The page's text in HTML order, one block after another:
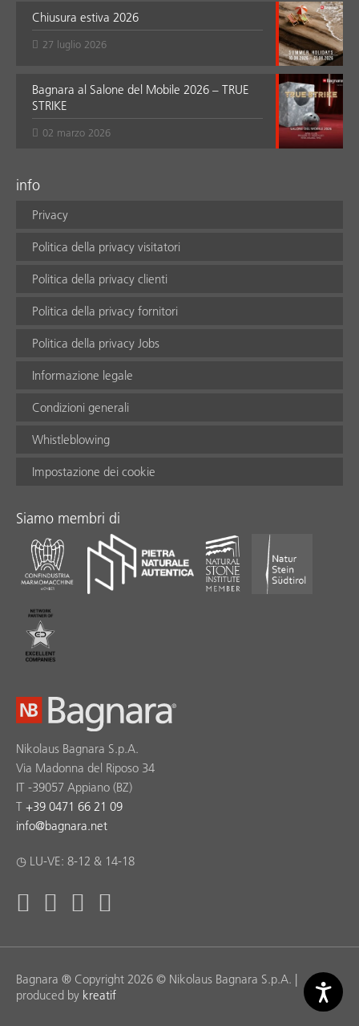
Chiusura estiva 2026
27 luglio 2026
Bagnara al Salone del Mobile 2026 – TRUE
STRIKE
02 marzo 2026
info
Privacy
Politica della privacy visitatori
Politica della privacy clienti
Politica della privacy fornitori
Politica della privacy Jobs
Informazione legale
Condizioni generali
Whistleblowing
Impostazione dei cookie
Siamo membri di
Nikolaus Bagnara S.p.A.
Via Madonna del Riposo 34
IT -39057 Appiano (BZ)
T +39 0471 66 21 09
info@bagnara.net
◷ LU-VE: 8-12 & 14-18
Bagnara ® Copyright 2026 © Nikolaus Bagnara S.p.A. |
produced by kreatif